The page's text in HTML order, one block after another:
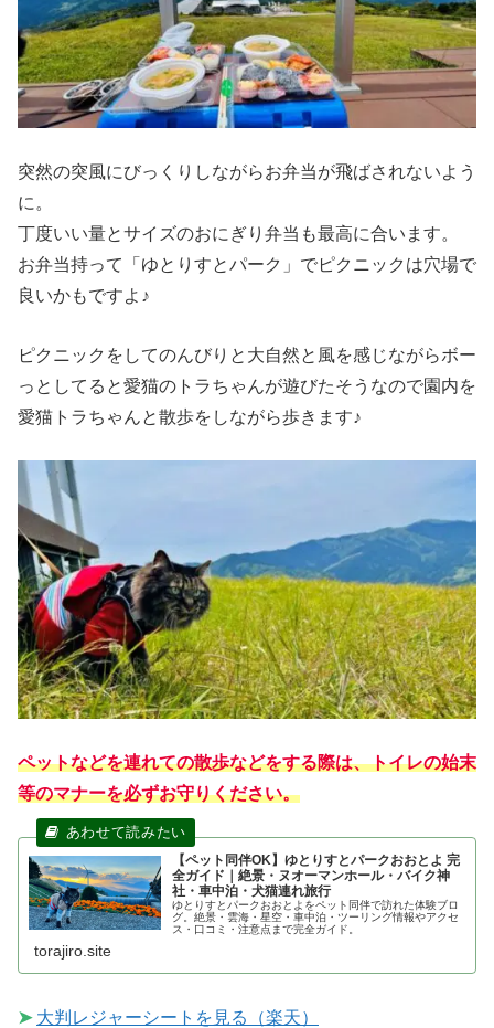
突然の突風にびっくりしながらお弁当が飛ばされないよう
に。
丁度いい量とサイズのおにぎり弁当も最高に合います。
お弁当持って「ゆとりすとパーク」でピクニックは穴場で
良いかもですよ♪
ピクニックをしてのんびりと大自然と風を感じながらボー
っとしてると愛猫のトラちゃんが遊びたそうなので園内を
愛猫トラちゃんと散歩をしながら歩きます♪
ペットなどを連れての散歩などをする際は、トイレの始末
等のマナーを必ずお守りください。
【ペット同伴OK】ゆとりすとパークおおとよ 完
全ガイド｜絶景・ヌオーマンホール・バイク神
社・車中泊・犬猫連れ旅行
ゆとりすとパークおおとよをペット同伴で訪れた体験ブロ
グ。絶景・雲海・星空・車中泊・ツーリング情報やアクセ
ス・口コミ・注意点まで完全ガイド。
torajiro.site
➤ 大判レジャーシートを見る（楽天）